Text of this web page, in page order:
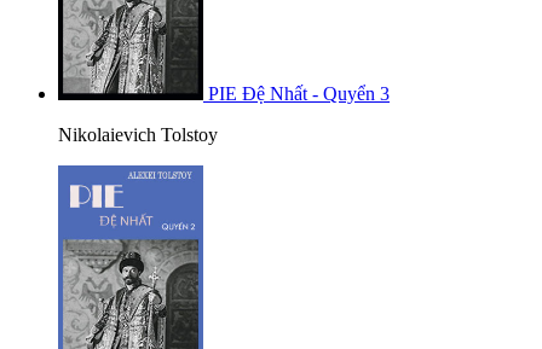
PIE Đệ Nhất - Quyển 3
Nikolaievich Tolstoy